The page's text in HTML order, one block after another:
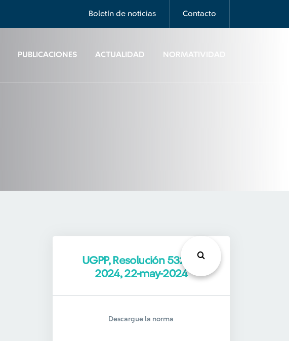
Boletín de noticias Contacto
PUBLICACIONES ACTUALIDAD NORMATIVIDAD
UGPP, Resolución 532 de
2024, 22-may-2024
Descargue la norma